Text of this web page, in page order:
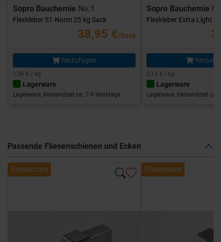
Sopro Bauchemie No.1
Flexkleber S1-Norm 25 kg Sack
38,95 €/Sack
hinzufügen
1,56 € / kg
Lagerware
Lagerware, Versandzeit ca. 7-9 Werktage
Sopro Bauchemie
Flexkleber Extra Light
2,13 € / kg
Lagerware
Lagerware, Versandzeit ca.
Passende Fliesenschienen und Ecken
Showroom Showroom